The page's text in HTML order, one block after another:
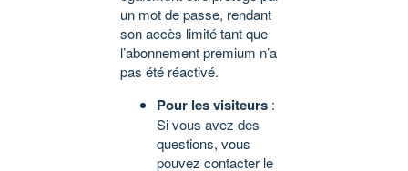
un mot de passe, rendant
son accès limité tant que
l’abonnement premium n’a
pas été réactivé.
Pour les visiteurs :
Si vous avez des
questions, vous
pouvez contacter le